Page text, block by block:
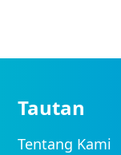
Tautan
Tentang Kami